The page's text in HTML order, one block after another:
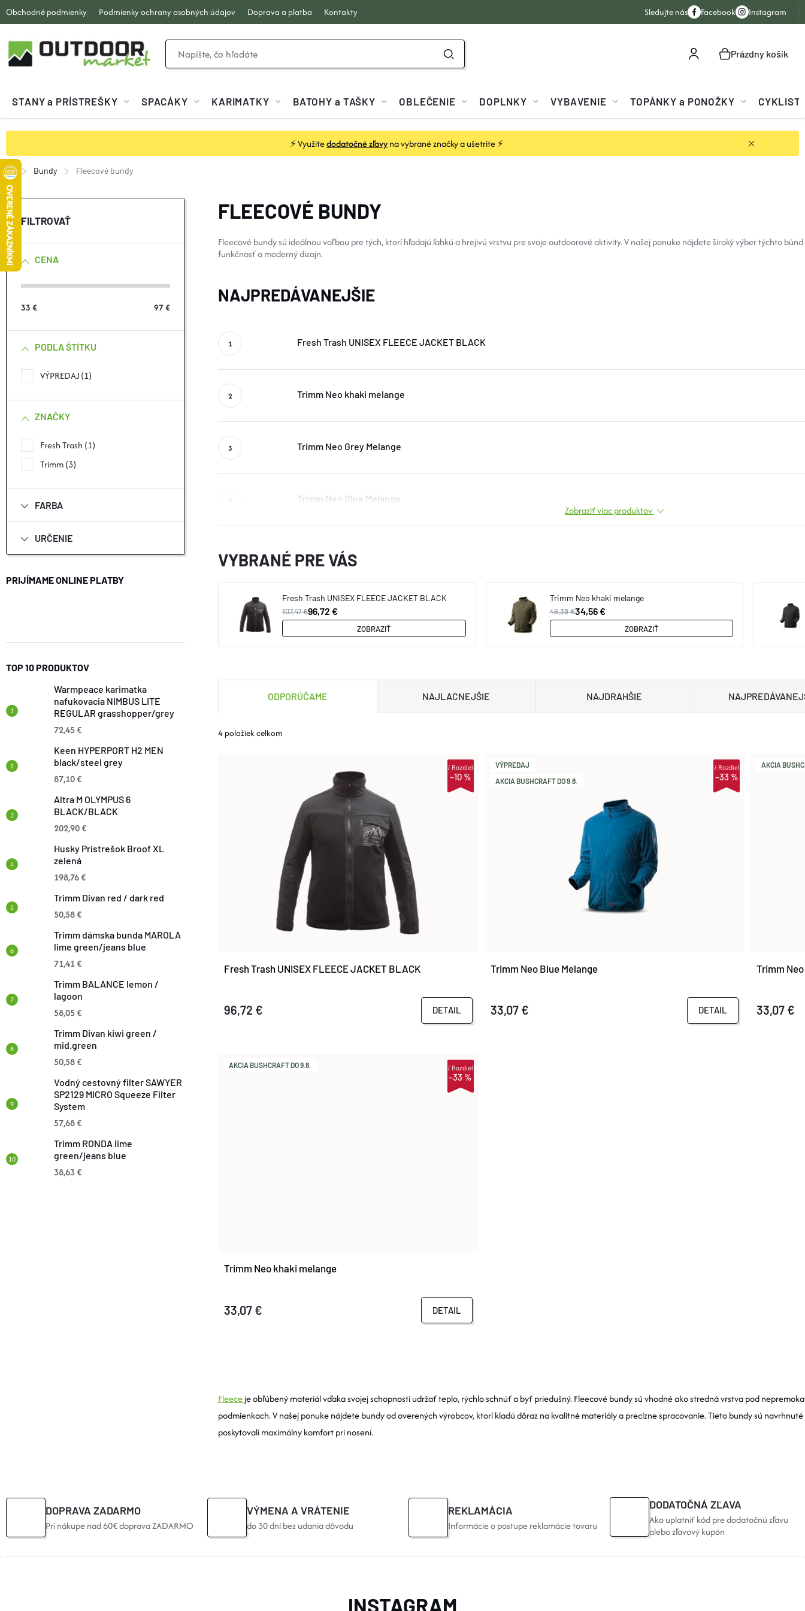
Prejsť
na
obsah
⚡ Využitedodatočné zľavyna vybrané značky a ušetrite ⚡
Obchodné podmienky Podmienky ochrany osobných údajov Doprava a platba Kontakty Sledujte nás Facebook Instagram
NÁKUPNÝ
Prázdny košík
STANY a PRÍSTREŠKY SPACÁKY KARIMATKY BATOHY a TAŠKY OBLEČENIE DOPLNKY VYBAVENIE TOPÁNKY a PONOŽKY
Domov
Bundy Fleecové bundy
B
O
Č
Ý
L
CENA
33 € 97€
PODĽA ŠTÍTKU
VÝPREDAJ 1
ZNAČKY
Fresh Trash 1
Trimm 3
FARBA
URČENIE
PRIJÍMAME ONLINE PLATBY
TOP 10 PRODUKTOV
Warmpeace karimatka
nafukovacia NIMBUS LITE
REGULAR grasshopper/grey
72,45 €
Keen HYPERPORT H2 MEN
black/steel grey
87,10 €
Altra M OLYMPUS 6
BLACK/BLACK
202,90 €
Husky Prístrešok Broof XL
zelená
198,76 €
Trimm Divan red / dark red
50,58 €
Trimm dámska bunda MAROLA
lime green/jeans blue
71,41 €
Trimm BALANCE lemon /
lagoon
58,05 €
Trimm Divan kiwi green /
mid.green
50,58 €
Vodný cestovný filter SAWYER
SP2129 MICRO Squeeze Filter
System
57,68 €
Trimm RONDA lime
green/jeans blue
38,63 €
FLEECOVÉ BUNDY
Fleecové bundy sú ideálnou voľbou pre tých, ktorí hľadajú ľahkú a hrejivú vrstvu pre svoje outdoorové aktivity. V našej ponuke nájdete široký výber týchto
funkčnosť a moderný dizajn.
NAJPREDÁVANEJŠIE
Fresh Trash UNISEX FLEECE JACKET BLACK
Trimm Neo khaki melange
Trimm Neo Grey Melange
Trimm Neo Blue Melange
Zobraziť viac produktov
VYBRANÉ PRE VÁS
Fresh Trash UNISEX FLEECE JACKET BLACK
107,47 €96,72 €
ZOBRAZIŤ
Trimm Neo khaki melange
49,38 €34,56 €
ZOBRAZIŤ
A
O
U
ODPORÚČAME NAJLACNEJŠIE NAJDRAHŠIE
4 položiek celkom
O
D
K
–10 %
iRozdiel
Fresh Trash UNISEX FLEECE JACKET BLACK
96,72 € DETAIL
VÝPREDAJ
AKCIA BUSHCRAFT DO 9.8.
–33 %
iRozdiel
Trimm Neo Blue Melange
33,07 € DETAIL
AKCIA
Trimm
33,07 €
AKCIA BUSHCRAFT DO 9.8.
–33 %
iRozdiel
Trimm Neo khaki melange
33,07 € DETAIL
V
L
Á
I
E
Fleeceje obľúbený materiál vďaka svojej schopnosti udržať teplo, rýchlo schnúť a byť priedušný. Fleecové bundy sú vhodné ako stredná vrstva pod
podmienkach. V našej ponuke nájdete bundy od overených výrobcov, ktorí kladú dôraz na kvalitné materiály a precízne spracovanie. Tieto bundy sú
poskytovali maximálny komfort pri nosení.
DOPRAVA ZADARMO
Pri nákupe nad 60€ doprava ZADARMO
VÝMENA A VRÁTENIE
do 30 dní bez udania dôvodu
REKLAMÁCIA
Informácie o postupe reklamácie tovaru
DODATOČNÁ ZĽAVA
Ako uplatniť kód pre dodatočnú zľavu
alebo zľavový kupón
INSTAGRAM